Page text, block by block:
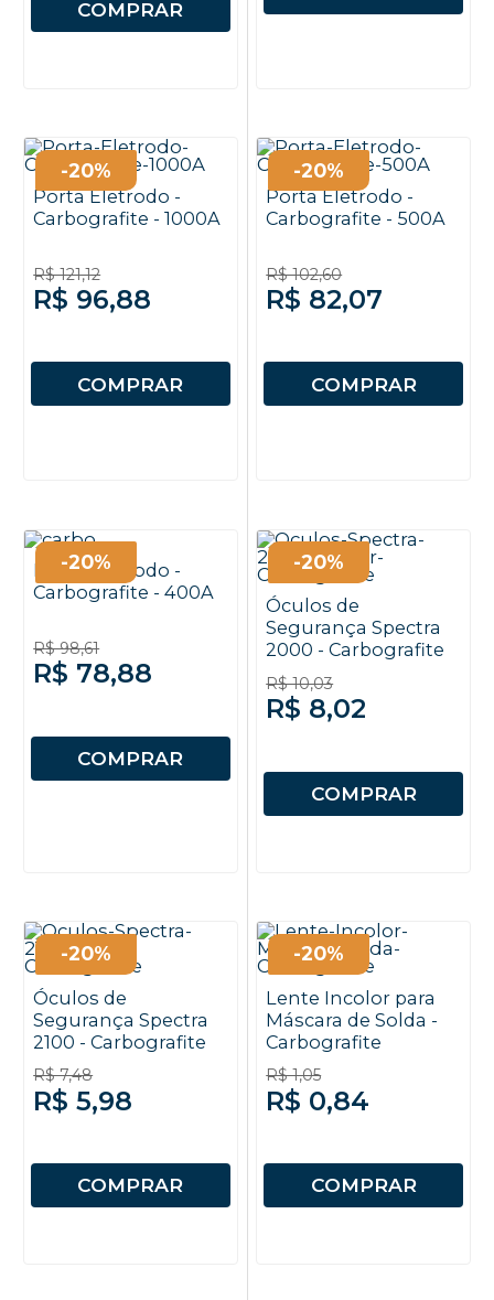
COMPRAR
Porta Eletrodo -
Carbografite - 1000A
R$ 121,12
R$ 96,88
COMPRAR
-20%
Porta Eletrodo -
Carbografite - 500A
R$ 102,60
R$ 82,07
COMPRAR
-20%
Porta Eletrodo -
Carbografite - 400A
R$ 98,61
R$ 78,88
COMPRAR
-20%
Óculos de
Segurança Spectra
2000 - Carbografite
R$ 10,03
R$ 8,02
COMPRAR
-20%
Óculos de
Segurança Spectra
2100 - Carbografite
R$ 7,48
R$ 5,98
COMPRAR
-20%
Lente Incolor para
Máscara de Solda -
Carbografite
R$ 1,05
R$ 0,84
COMPRAR
-20%